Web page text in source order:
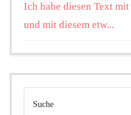
Ich habe diesen Text
und mit diesem etw...